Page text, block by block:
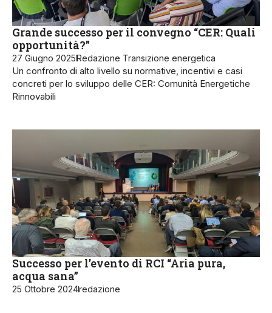
Grande successo per il convegno “CER: Quali
opportunità?”
27 Giugno 2025Redazione Transizione energetica
Un confronto di alto livello su normative, incentivi e casi
concreti per lo sviluppo delle CER: Comunità Energetiche
Rinnovabili
Successo per l’evento di RCI “Aria pura,
acqua sana”
25 Ottobre 2024redazione